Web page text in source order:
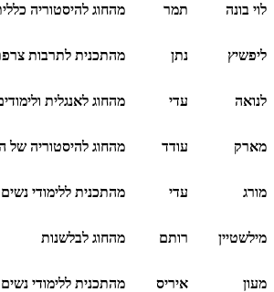
לוי בונה תמר מהחוג להיסטוריה
ליפשיץ נתן מהתכנית לתרבות
לנואה עדי מהחוג לאנגלית
מארק עודד מהחוג להיסטוריה של
מורג עדי מהתכנית ללימודי
מילשטיין רותם מהחוג לבלשנות
מעון איריס מהתכנית ללימודי